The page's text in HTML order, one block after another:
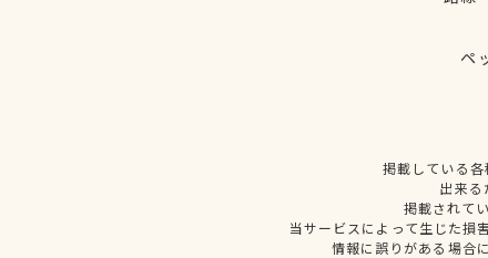
ペ
掲載している
出来る
掲載されて
当サービスによって生じた損
情報に誤りがある場合